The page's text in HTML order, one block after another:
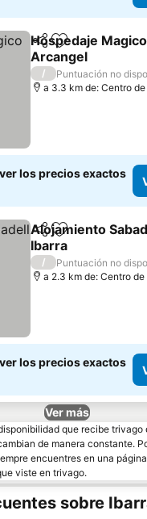
CompartirAgregar a
Hospedaje Magico
Arcangel
/
Puntuación no
a 3.3 km de: Centro
los precios exactos
CompartirAgregar a
Alojamiento
Ibarra
/
Puntuación no
a 2.3 km de: Centro
los precios exactos
Ver más
que recibe trivago
de manera constante.
encuentres en una
viste en trivago.
sobre